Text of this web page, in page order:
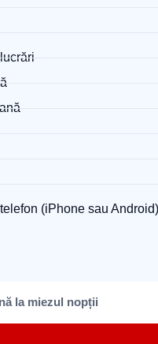
(iPhone sau
la miezul nopții